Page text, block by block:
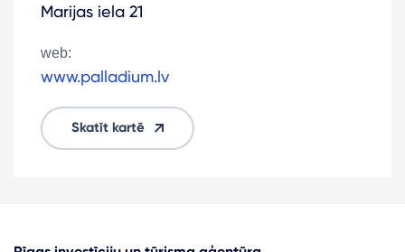
Marijas iela 21
web:
www.palladium.lv
Skatīt kartē